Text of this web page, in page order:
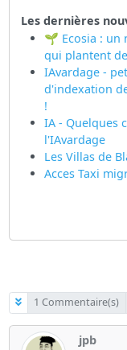
Les dernières
🌱 Ecosia : un
qui plantent
IAvardage -
d'indexation
!
IA - Quelques
l'IAvardage
Les Villas de
Acces Taxi
1 Commentaire(s)
jpb